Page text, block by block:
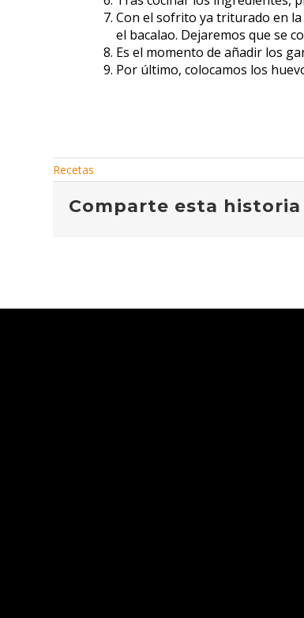
Con el sofrito ya triturado en
el bacalao. Dejaremos que se
Es el momento de añadir los
Por último, colocamos los
Recetas
Comparte esta